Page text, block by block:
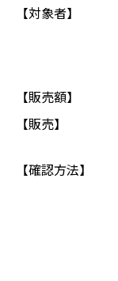
【対象者】
【販売額】
【販売】
【確認方法】